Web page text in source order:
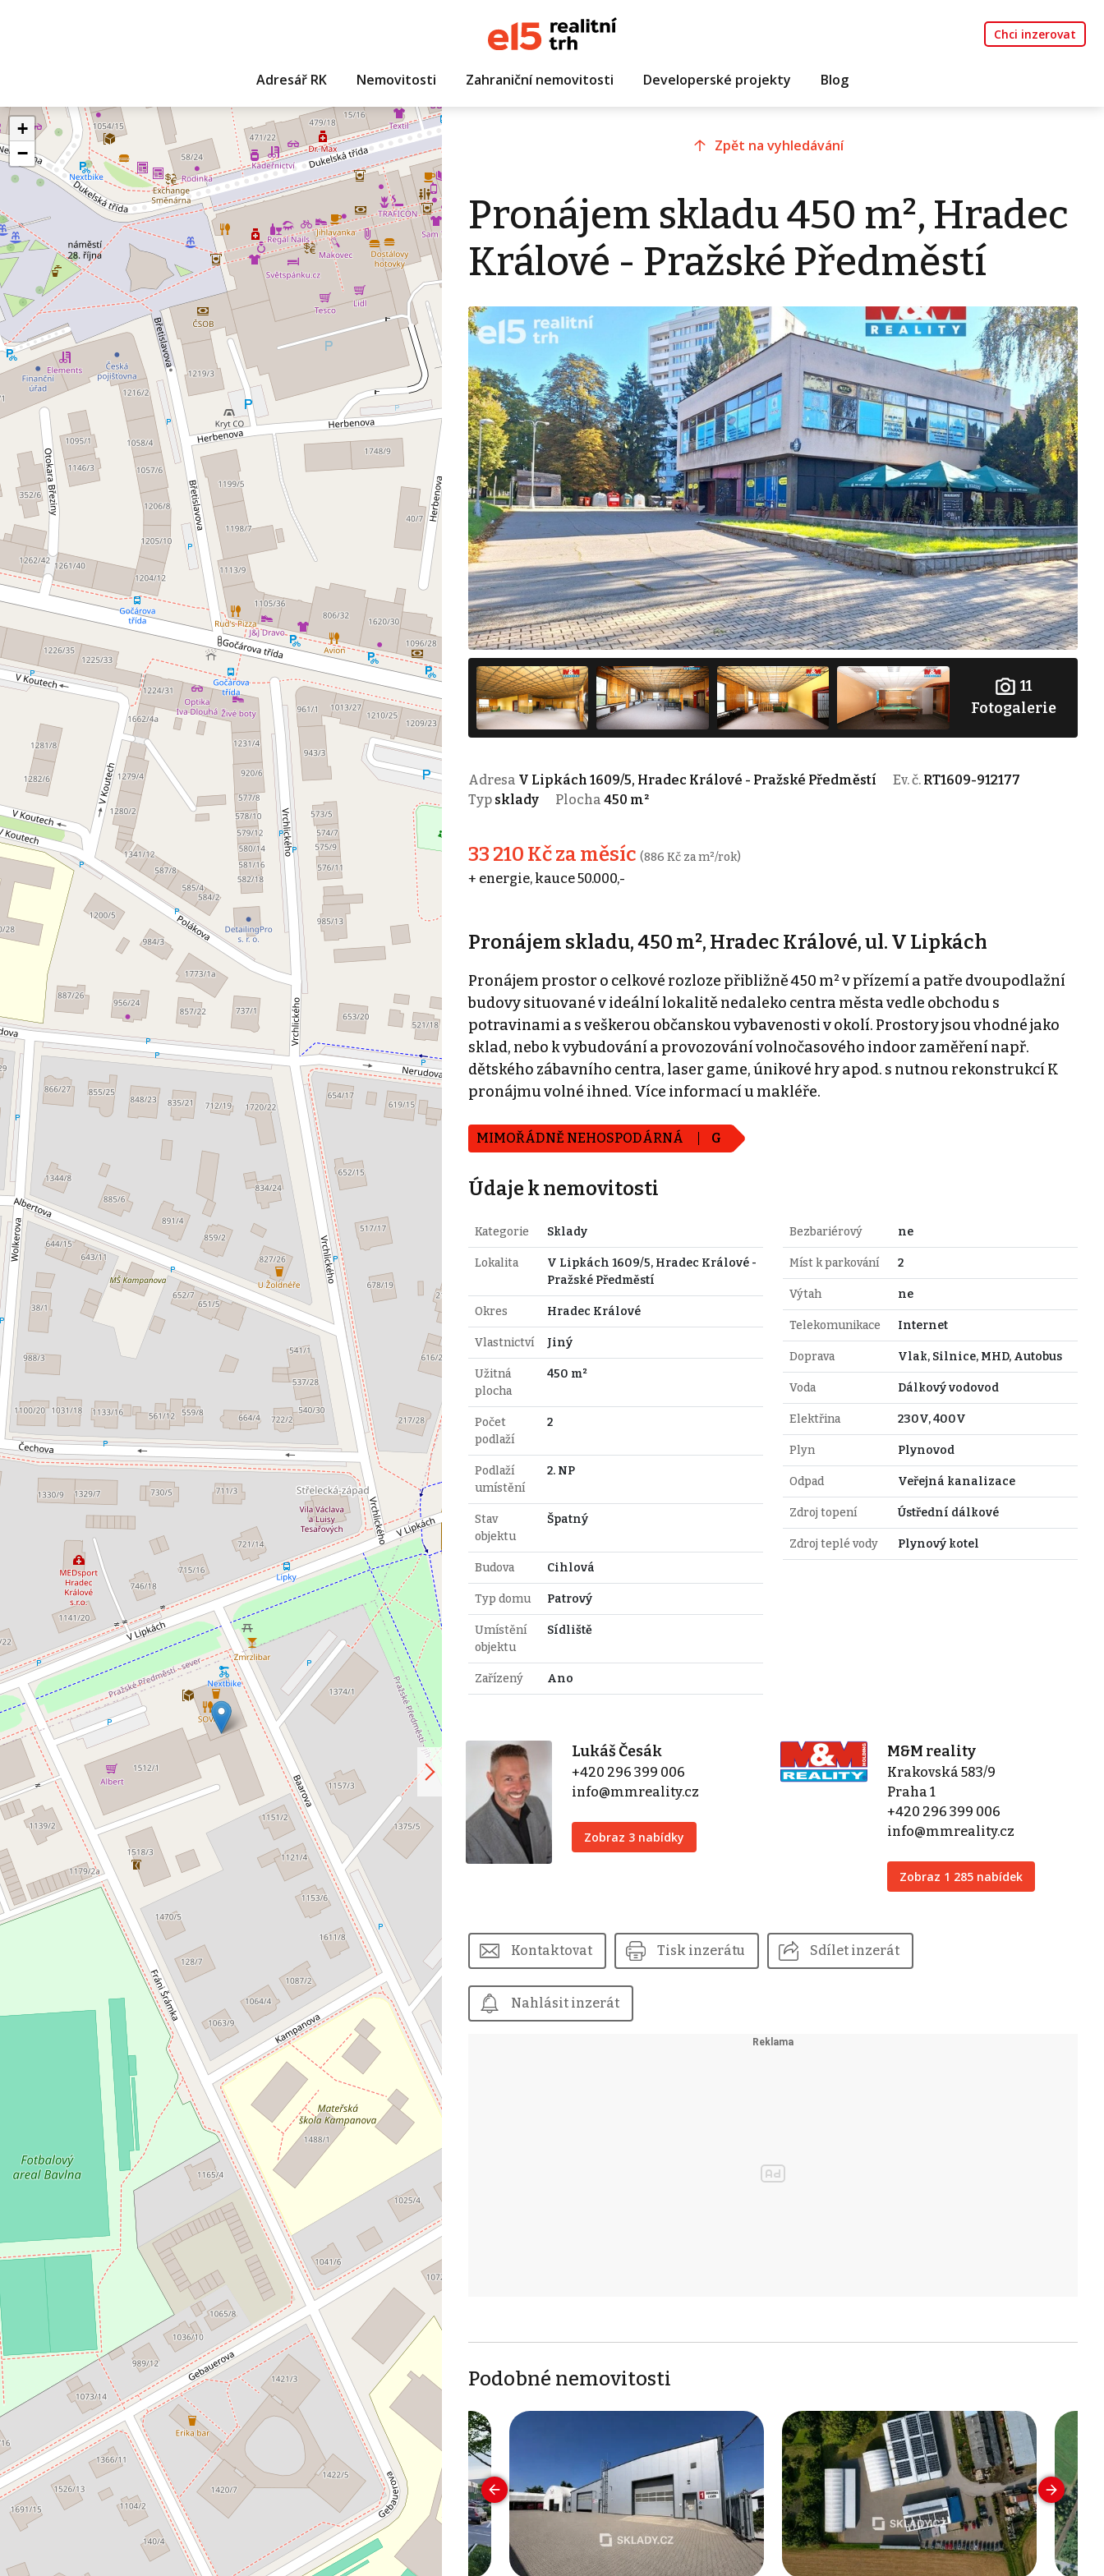
Chci inzerovat
Adresář RK Nemovitosti Zahraniční nemovitosti Developerské projekty Blog
+
−
Zpět na vyhledávání
Pronájem skladu 450 m², Hradec
Králové - Pražské Předměstí
11
Fotogalerie
Adresa V Lipkách 1609/5, Hradec Králové - Pražské Předměstí Ev. č. RT1609-912177
Typ sklady Plocha 450 m²
33 210 Kč za měsíc (886 Kč za m²/rok)
+ energie, kauce 50.000,-
Pronájem skladu, 450 m², Hradec Králové, ul. V Lipkách
Pronájem prostor o celkové rozloze přibližně 450 m² v přízemí a patře dvoupodlažní
budovy situované v ideální lokalitě nedaleko centra města vedle obchodu s
potravinami a s veškerou občanskou vybavenosti v okolí. Prostory jsou vhodné jako
sklad, nebo k vybudování a provozování volnočasového indoor zaměření např.
dětského zábavního centra, laser game, únikové hry apod. s nutnou rekonstrukcí K
pronájmu volné ihned. Více informací u makléře.
MIMOŘÁDNĚ NEHOSPODÁRNÁ G
Údaje k nemovitosti
Kategorie Sklady
Lokalita
V Lipkách 1609/5, Hradec Králové -
Pražské Předměstí
Okres Hradec Králové
Vlastnictví Jiný
Užitná
plocha
450 m²
Počet
podlaží
2
Podlaží
umístění
2. NP
Stav
objektu
Špatný
Budova Cihlová
Typ domu Patrový
Umístění
objektu
Sídliště
Zařízený Ano
Bezbariérový ne
Míst k parkování 2
Výtah ne
Telekomunikace Internet
Doprava Vlak, Silnice, MHD, Autobus
Voda Dálkový vodovod
Elektřina 230V, 400V
Plyn Plynovod
Odpad Veřejná kanalizace
Zdroj topení Ústřední dálkové
Zdroj teplé vody Plynový kotel
Lukáš Česák
+420 296 399 006
info@mmreality.cz
Zobraz 3 nabídky
M&M reality
Krakovská 583/9
Praha 1
+420 296 399 006
info@mmreality.cz
Zobraz 1 285 nabídek
Kontaktovat Tisk inzerátu Sdílet inzerát
Nahlásit inzerát
Podobné nemovitosti